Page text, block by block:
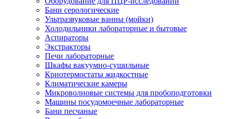
Бани серологические
Ультразвуковые ванны (мойки)
Холодильники лабораторные и бытовые
Аспираторы
Экстракторы
Печи лабораторные
Шкафы вакуумно-сушильные
Криотермостаты жидкостные
Климатические камеры
Микроволновые системы для пробоподготовки
Машины посудомоечные лабораторные
Бани песчаные